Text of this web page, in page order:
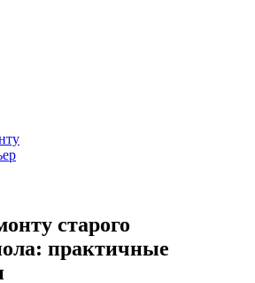
старого
практичные